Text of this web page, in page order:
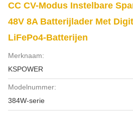
CC CV-Modus Instelbare
48V 8A Batterijlader Met
LiFePo4-Batterijen
Merknaam:
KSPOWER
Modelnummer:
384W-serie